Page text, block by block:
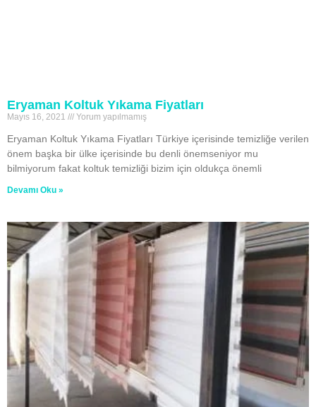
Eryaman Koltuk Yıkama Fiyatları
Mayıs 16, 2021 Yorum yapılmamış
Eryaman Koltuk Yıkama Fiyatları Türkiye içerisinde temizliğe verilen
önem başka bir ülke içerisinde bu denli önemseniyor mu
bilmiyorum fakat koltuk temizliği bizim için oldukça önemli
Devamı Oku »